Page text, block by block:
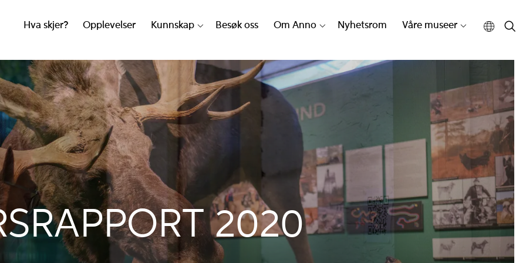
Hva skjer? Opplevelser Kunnskap Besøk oss Om Anno Nyhetsrom Våre museer
2020